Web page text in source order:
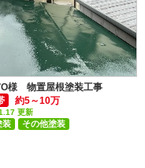
O様 物置屋根塗装工事
約5～10万
更新
装 その他塗装